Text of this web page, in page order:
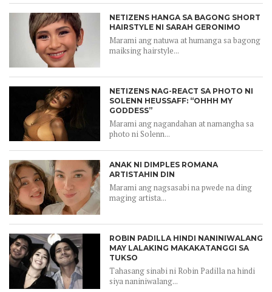
NETIZENS HANGA SA BAGONG SHORT
HAIRSTYLE NI SARAH GERONIMO
Marami ang natuwa at humanga sa bagong
maiksing hairstyle...
NETIZENS NAG-REACT SA PHOTO NI
SOLENN HEUSSAFF: “OHHH MY
GODDESS”
Marami ang nagandahan at namangha sa
photo ni Solenn...
ANAK NI DIMPLES ROMANA
ARTISTAHIN DIN
Marami ang nagsasabi na pwede na ding
maging artista...
ROBIN PADILLA HINDI NANINIWALANG
MAY LALAKING MAKAKATANGGI SA
TUKSO
Tahasang sinabi ni Robin Padilla na hindi
siya naniniwalang...